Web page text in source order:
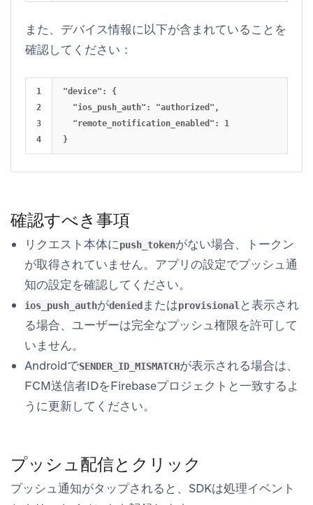
また、デバイス情報に以下が含まれていることを
確認してください：
1
2
3
"device": {
  "ios_push_auth": "authorized",
  "remote_notification_enabled": 1
確認すべき事項
リクエスト本体にpush_tokenがない場合、トークン
が取得されていません。アプリの設定でプッシュ通
知の設定を確認してください。
ios_push_authがdeniedまたはprovisional と表示され
る場合、ユーザーは完全なプッシュ権限を許可して
いません。
AndroidでSENDER_ID_MISMATCHが表示される場合は、
FCM送信者IDをFirebaseプロジェクトと一致するよ
うに更新してください。
プッシュ配信とクリック
プッシュ通知がタップされると、SDKは処理イベント